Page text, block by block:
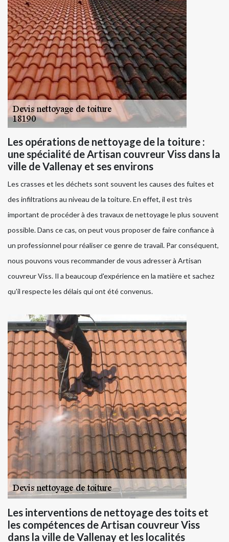
Les opérations de nettoyage de la toiture :
une spécialité de Artisan couvreur Viss dans la
ville de Vallenay et ses environs
Les crasses et les déchets sont souvent les causes des fuites et
des infiltrations au niveau de la toiture. En effet, il est très
important de procéder à des travaux de nettoyage le plus souvent
possible. Dans ce cas, on peut vous proposer de faire confiance à
un professionnel pour réaliser ce genre de travail. Par conséquent,
nous pouvons vous recommander de vous adresser à Artisan
couvreur Viss. Il a beaucoup d'expérience en la matière et sachez
qu'il respecte les délais qui ont été convenus.
Les interventions de nettoyage des toits et
les compétences de Artisan couvreur Viss
dans la ville de Vallenay et les localités